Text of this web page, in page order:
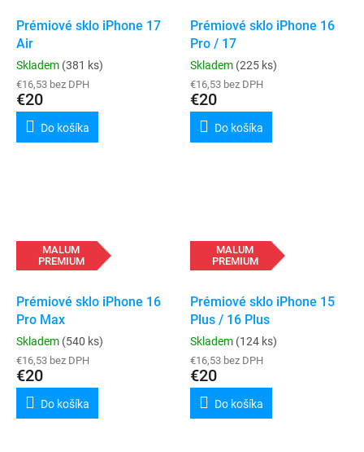
Prémiové sklo iPhone 17
Air
Skladem (381 ks)
€16,53 bez DPH
€20
Do košíka
Prémiové sklo iPhone 16
Pro / 17
Skladem (225 ks)
€16,53 bez DPH
€20
Do košíka
MALUM
PREMIUM
Prémiové sklo iPhone 16
Pro Max
Skladem (540 ks)
€16,53 bez DPH
€20
Do košíka
MALUM
PREMIUM
Prémiové sklo iPhone 15
Plus / 16 Plus
Skladem (124 ks)
€16,53 bez DPH
€20
Do košíka